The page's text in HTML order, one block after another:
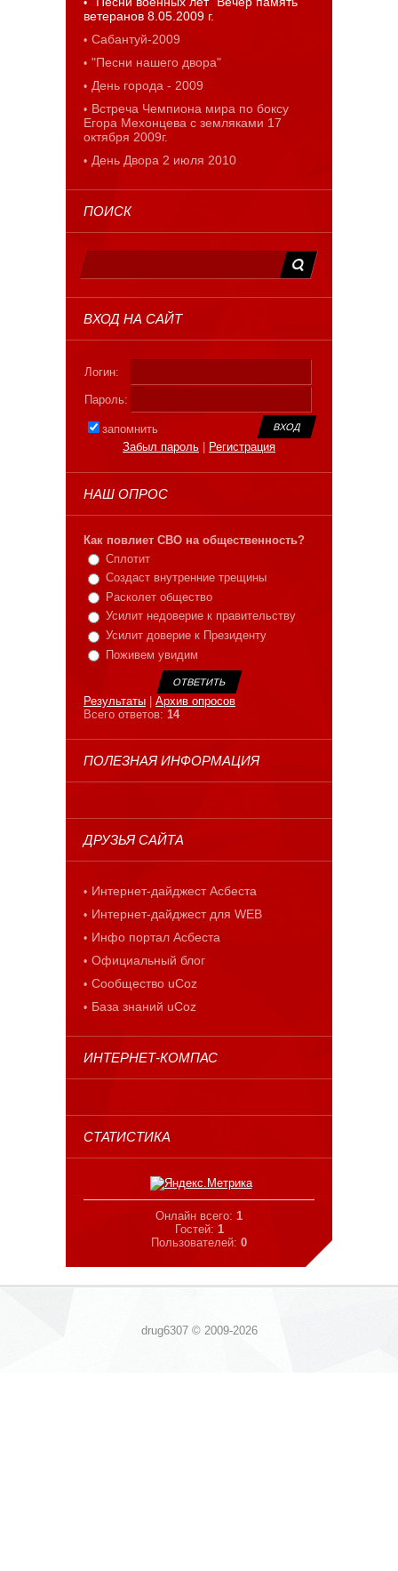
ветеранов 8.05.2009 г.
Сабантуй-2009
"Песни нашего двора"
День города - 2009
Встреча Чемпиона мира по боксу
Егора Мехонцева с земляками 17
октября 2009г.
День Двора 2 июля 2010
ПОИСК
ВХОД НА САЙТ
Логин:
Пароль:
запомнить
Забыл пароль
Регистрация
НАШ ОПРОС
Как повлиет СВО на общественность?
Сплотит
Создаст внутренние трещины
Расколет общество
Усилит недоверие к правительству
Усилит доверие к Президенту
Поживем увидим
Результаты
Архив опросов
Всего ответов: 14
ПОЛЕЗНАЯ ИНФОРМАЦИЯ
ДРУЗЬЯ САЙТА
Интернет-дайджест Асбеста
Интернет-дайджест для WEB
Инфо портал Асбеста
Официальный блог
Сообщество uCoz
База знаний uCoz
ИНТЕРНЕТ-КОМПАС
СТАТИСТИКА
Онлайн всего: 1
Гостей: 1
Пользователей: 0
drug6307 © 2009-2026